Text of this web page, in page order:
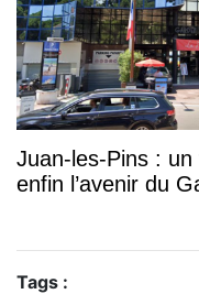
Juan-les-Pins :
enfin l’avenir du
Tags :